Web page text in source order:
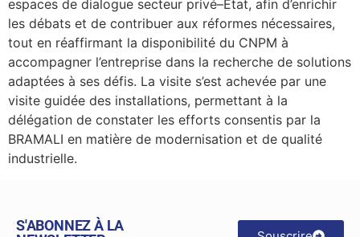
espaces de dialogue secteur privé–État, afin d’enrichir
les débats et de contribuer aux réformes nécessaires,
tout en réaffirmant la disponibilité du CNPM à
accompagner l’entreprise dans la recherche de solutions
adaptées à ses défis. La visite s’est achevée par une
visite guidée des installations, permettant à la
délégation de constater les efforts consentis par la
BRAMALI en matière de modernisation et de qualité
industrielle.
S'ABONNEZ À LA